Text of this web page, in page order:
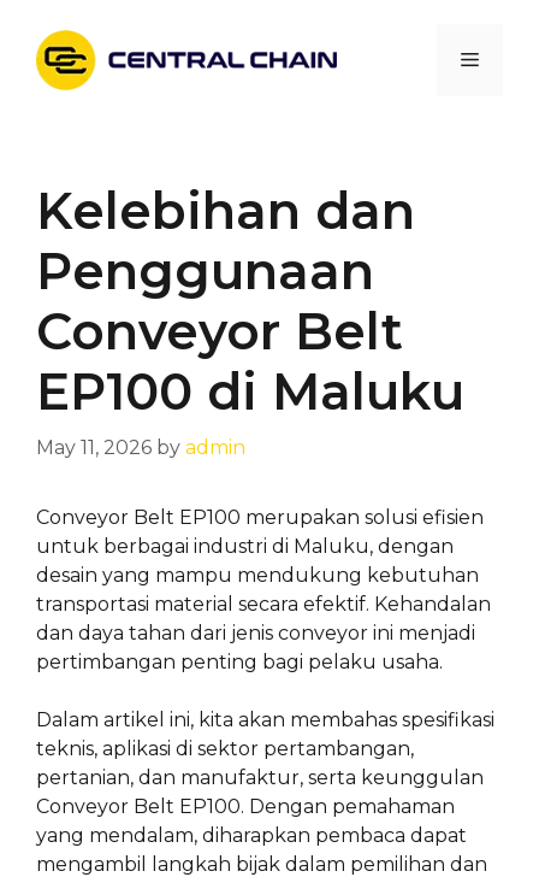
content
Menu
Kelebihan dan
Penggunaan
Conveyor Belt
EP100 di Maluku
May 11, 2026 by admin
Conveyor Belt EP100 merupakan solusi efisien
untuk berbagai industri di Maluku, dengan
desain yang mampu mendukung kebutuhan
transportasi material secara efektif. Kehandalan
dan daya tahan dari jenis conveyor ini menjadi
pertimbangan penting bagi pelaku usaha.
Dalam artikel ini, kita akan membahas spesifikasi
teknis, aplikasi di sektor pertambangan,
pertanian, dan manufaktur, serta keunggulan
Conveyor Belt EP100. Dengan pemahaman
yang mendalam, diharapkan pembaca dapat
mengambil langkah bijak dalam pemilihan dan